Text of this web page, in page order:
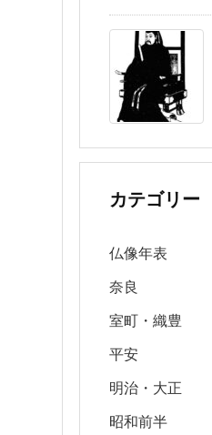
カテゴリー
仏像年表
奈良
室町・織豊
平安
明治・大正
昭和前半